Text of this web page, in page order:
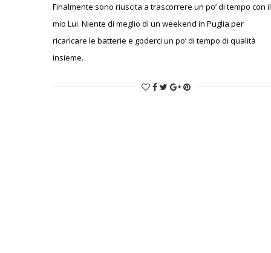
Finalmente sono riuscita a trascorrere un po’ di tempo con il
mio Lui. Niente di meglio di un weekend in Puglia per
ricaricare le batterie e goderci un po’ di tempo di qualità
insieme.